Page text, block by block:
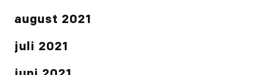
august 2021
juli 2021